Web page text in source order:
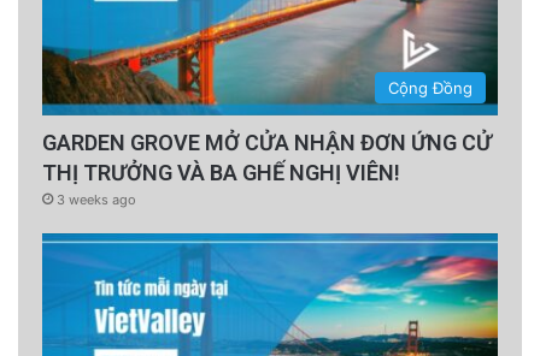
Cộng Đồng
GARDEN GROVE MỞ CỬA NHẬN ĐƠN ỨNG CỬ
THỊ TRƯỞNG VÀ BA GHẾ NGHỊ VIÊN!
3 weeks ago